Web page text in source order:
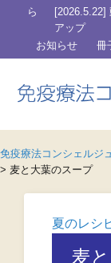
[2026.5.22] 動画
アップ
お知らせ
冊
免疫療法コンシェルジュ
> 麦と大葉のスープ
夏のレシ
麦